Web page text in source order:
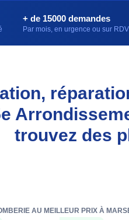
+ de 15000 demandes
Par mois, en urgence ou sur RDV
trouvez des
AU MEILLEUR PRIX À